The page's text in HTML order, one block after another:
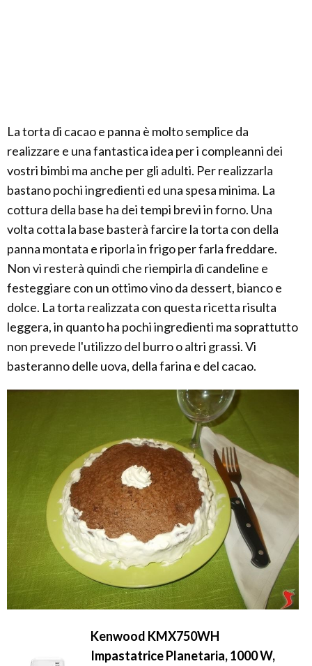
La torta di cacao e panna è molto semplice da
realizzare e una fantastica idea per i compleanni dei
vostri bimbi ma anche per gli adulti. Per realizzarla
bastano pochi ingredienti ed una spesa minima. La
cottura della base ha dei tempi brevi in forno. Una
volta cotta la base basterà farcire la torta con della
panna montata e riporla in frigo per farla freddare.
Non vi resterà quindi che riempirla di candeline e
festeggiare con un ottimo vino da dessert, bianco e
dolce. La torta realizzata con questa ricetta risulta
leggera, in quanto ha pochi ingredienti ma soprattutto
non prevede l'utilizzo del burro o altri grassi. Vi
basteranno delle uova, della farina e del cacao.
Kenwood KMX750WH
Impastatrice Planetaria, 1000 W,